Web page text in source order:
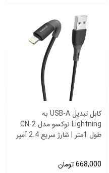
کابل تبدیل USB-A به
Lightning نوکسو مدل CN-2
طول 1متر | شارژ سریع 2.4 آمپر
668,000تومان